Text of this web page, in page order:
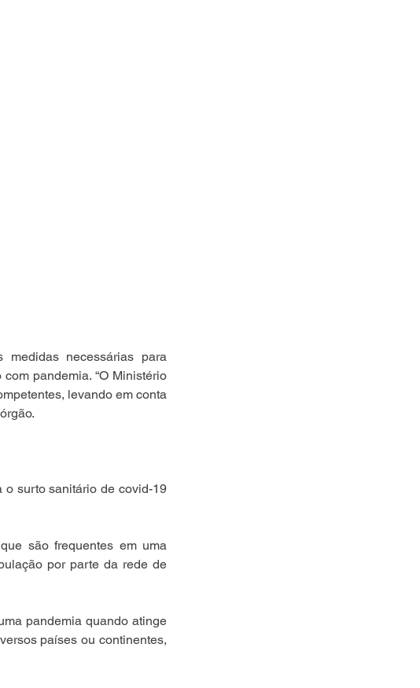
necessárias para
pandemia. “O Ministério
levando em conta
o surto sanitário de covid-19
são frequentes em uma
por parte da rede de
pandemia quando atinge
países ou continentes,